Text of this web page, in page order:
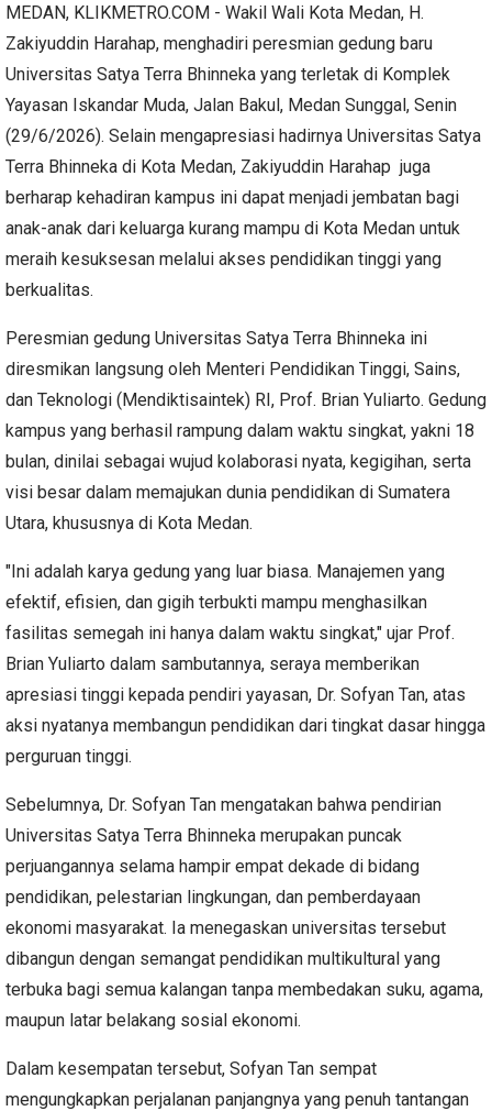
MEDAN, KLIKMETRO.COM - Wakil Wali Kota Medan, H.
Zakiyuddin Harahap, menghadiri peresmian gedung baru
Universitas Satya Terra Bhinneka yang terletak di Komplek
Yayasan Iskandar Muda, Jalan Bakul, Medan Sunggal, Senin
(29/6/2026). Selain mengapresiasi hadirnya Universitas Satya
Terra Bhinneka di Kota Medan, Zakiyuddin Harahap juga
berharap kehadiran kampus ini dapat menjadi jembatan bagi
anak-anak dari keluarga kurang mampu di Kota Medan untuk
meraih kesuksesan melalui akses pendidikan tinggi yang
berkualitas.
Peresmian gedung Universitas Satya Terra Bhinneka ini
diresmikan langsung oleh Menteri Pendidikan Tinggi, Sains,
dan Teknologi (Mendiktisaintek) RI, Prof. Brian Yuliarto. Gedung
kampus yang berhasil rampung dalam waktu singkat, yakni 18
bulan, dinilai sebagai wujud kolaborasi nyata, kegigihan, serta
visi besar dalam memajukan dunia pendidikan di Sumatera
Utara, khususnya di Kota Medan.
"Ini adalah karya gedung yang luar biasa. Manajemen yang
efektif, efisien, dan gigih terbukti mampu menghasilkan
fasilitas semegah ini hanya dalam waktu singkat," ujar Prof.
Brian Yuliarto dalam sambutannya, seraya memberikan
apresiasi tinggi kepada pendiri yayasan, Dr. Sofyan Tan, atas
aksi nyatanya membangun pendidikan dari tingkat dasar hingga
perguruan tinggi.
Sebelumnya, Dr. Sofyan Tan mengatakan bahwa pendirian
Universitas Satya Terra Bhinneka merupakan puncak
perjuangannya selama hampir empat dekade di bidang
pendidikan, pelestarian lingkungan, dan pemberdayaan
ekonomi masyarakat. Ia menegaskan universitas tersebut
dibangun dengan semangat pendidikan multikultural yang
terbuka bagi semua kalangan tanpa membedakan suku, agama,
maupun latar belakang sosial ekonomi.
Dalam kesempatan tersebut, Sofyan Tan sempat
mengungkapkan perjalanan panjangnya yang penuh tantangan